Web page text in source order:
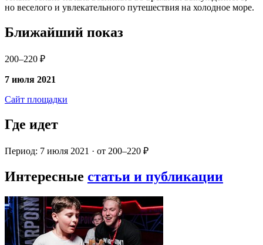
но веселого и увлекательного путешествия на холодное море.
Ближайший показ
200–220 ₽
7 июля 2021
Сайт площадки
Где идет
Период: 7 июля 2021 · от 200–220 ₽
Интересные статьи и публикации